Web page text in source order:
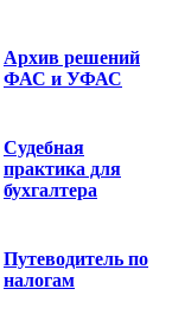
Архив решений
ФАС и УФАС
Судебная
практика для
бухгалтера
Путеводитель по
налогам